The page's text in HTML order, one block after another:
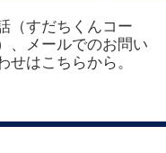
（すだちくんコー
、メールでのお問い
せはこちらから。